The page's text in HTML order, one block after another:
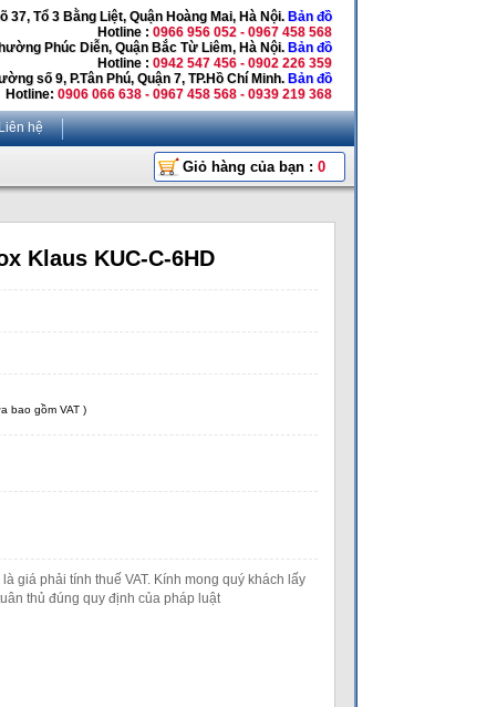
37, Tổ 3 Bằng Liệt, Quận Hoàng Mai, Hà Nội. Bản đồ
Hotline : 0966 956 052 - 0967 458 568
Phúc Diễn, Quận Bắc Từ Liêm, Hà Nội. Bản đồ
Hotline : 0942 547 456 - 0902 226 359
số 9, P.Tân Phú, Quận 7, TP.Hồ Chí Minh. Bản đồ
Hotline: 0906 066 638 - 0967 458 568 - 0939 219 368
hệ
Giỏ hàng của bạn : 0
Klaus KUC-C-6HD
bao gồm VAT )
giá phải tính thuế VAT. Kính mong quý khách lấy
thủ đúng quy định của pháp luật